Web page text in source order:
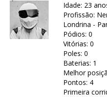
Idade: 23
Profissão:
Londrina -
Pódios: 0
Vitórias: 0
Poles: 0
Baterias: 1
Melhor
Pontos: 4
Primeira